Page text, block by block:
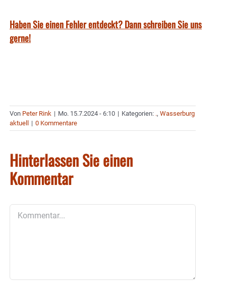
Haben Sie einen Fehler entdeckt? Dann schreiben Sie uns
gerne!
Von Peter Rink | Mo. 15.7.2024 - 6:10 | Kategorien: ., Wasserburg
aktuell
| 0 Kommentare
Hinterlassen Sie einen
Kommentar